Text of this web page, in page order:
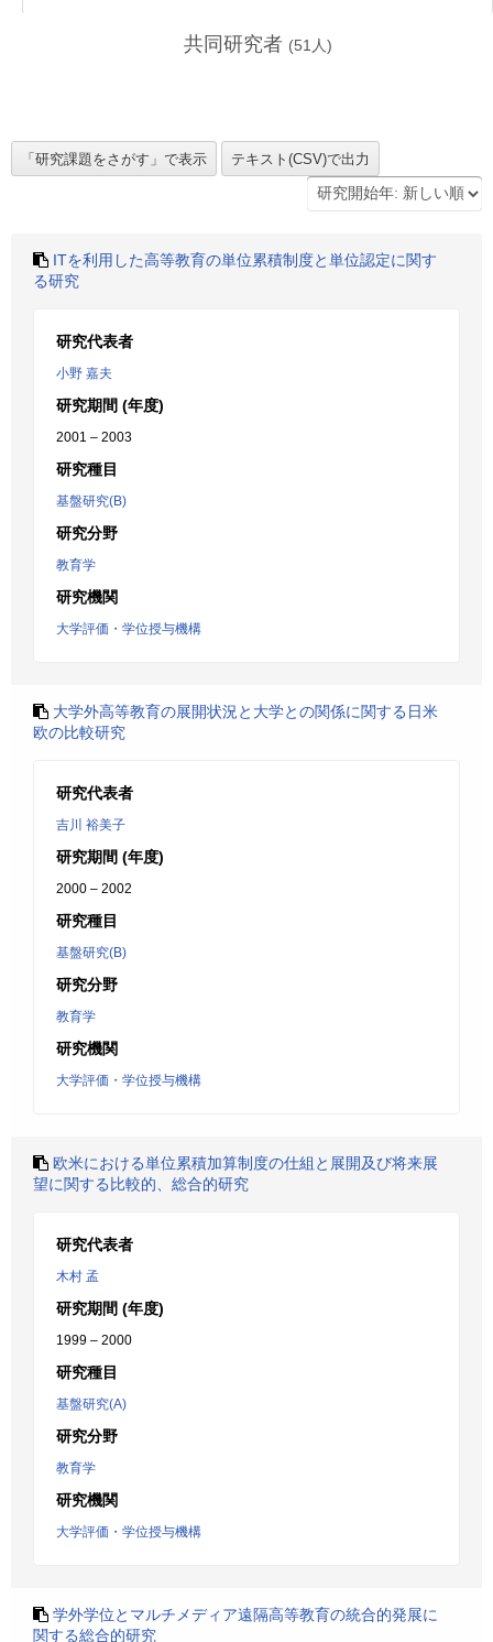
共同研究者 (51 人)
ITを利用した高等教育の単位累積制度と単位認定に関す
る研究
研究代表者
小野 嘉夫
研究期間 (年度)
2001 – 2003
研究種目
基盤研究(B)
研究分野
教育学
研究機関
大学評価・学位授与機構
大学外高等教育の展開状況と大学との関係に関する日米
欧の比較研究
研究代表者
吉川 裕美子
研究期間 (年度)
2000 – 2002
研究種目
基盤研究(B)
研究分野
教育学
研究機関
大学評価・学位授与機構
欧米における単位累積加算制度の仕組と展開及び将来展
望に関する比較的、総合的研究
研究代表者
木村 孟
研究期間 (年度)
1999 – 2000
研究種目
基盤研究(A)
研究分野
教育学
研究機関
大学評価・学位授与機構
学外学位とマルチメディア遠隔高等教育の統合的発展に
関する総合的研究